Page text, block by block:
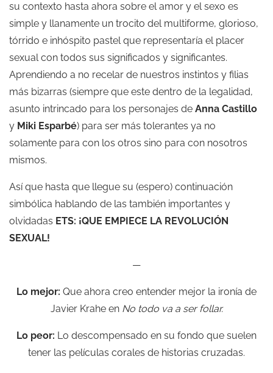
su contexto hasta ahora sobre el amor y el sexo es
simple y llanamente un trocito del multiforme, glorioso,
tórrido e inhóspito pastel que representaría el placer
sexual con todos sus significados y significantes.
Aprendiendo a no recelar de nuestros instintos y filias
más bizarras (siempre que este dentro de la legalidad,
asunto intrincado para los personajes de Anna Castillo
y Miki Esparbé) para ser más tolerantes ya no
solamente para con los otros sino para con nosotros
mismos.
Así que hasta que llegue su (espero) continuación
simbólica hablando de las también importantes y
olvidadas ETS: ¡QUE EMPIECE LA REVOLUCIÓN
SEXUAL!
—
Lo mejor: Que ahora creo entender mejor la ironía de
Javier Krahe en No todo va a ser follar.
Lo peor: Lo descompensado en su fondo que suelen
tener las películas corales de historias cruzadas.